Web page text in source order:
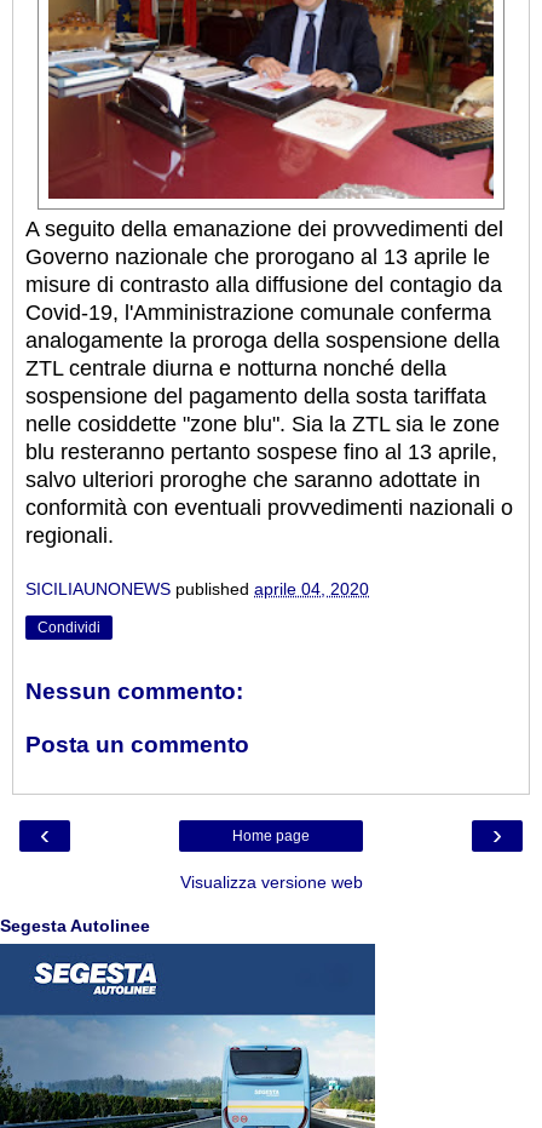
A seguito della emanazione dei provvedimenti del
Governo nazionale che prorogano al 13 aprile le
misure di contrasto alla diffusione del contagio da
Covid-19, l'Amministrazione comunale conferma
analogamente la proroga della sospensione della
ZTL centrale diurna e notturna nonché della
sospensione del pagamento della sosta tariffata
nelle cosiddette "zone blu". Sia la ZTL sia le zone
blu resteranno pertanto sospese fino al 13 aprile,
salvo ulteriori proroghe che saranno adottate in
conformità con eventuali provvedimenti nazionali o
regionali.
SICILIAUNONEWS published aprile 04, 2020
Condividi
Nessun commento:
Posta un commento
‹ ›
Home page
Visualizza versione web
Segesta Autolinee